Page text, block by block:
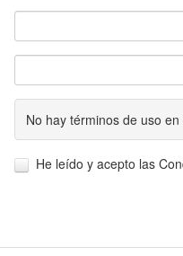
No hay términos de uso
He leído y acepto las